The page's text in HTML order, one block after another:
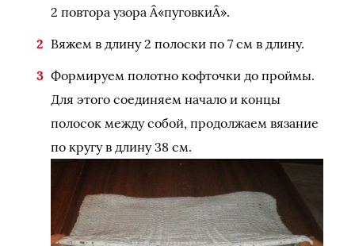
2 повтора узора Â«пуговкиÂ».
Вяжем в длину 2 полоски по 7 см в длину.
Формируем полотно кофточки до проймы.
Для этого соединяем начало и концы
полосок между собой, продолжаем вязание
по кругу в длину 38 см.